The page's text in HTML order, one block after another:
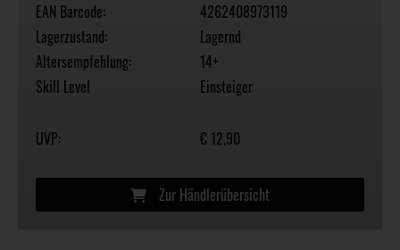
EAN Barcode:
4262408973119
Lagerzustand:
Lagernd
Altersempfehlung:
14+
Skill Level
Einsteiger
UVP: € 12,90
Zur Händlerübersicht